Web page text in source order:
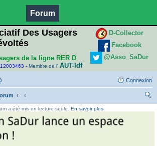
Forum
Des Usagers
de la ligne RER D
- Membre de l' AUT-Idf
D-Collector
Facebook
@Asso_SaDur
Connexion
a été mis en lecture seule. En savoir plus